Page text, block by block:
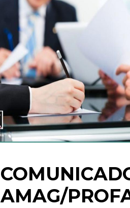
AMAG/